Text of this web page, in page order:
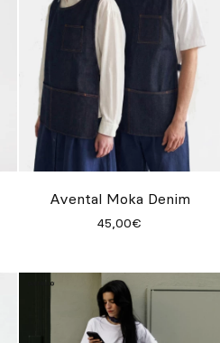
Avental Moka Denim
45,00€